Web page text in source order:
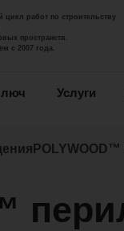
цикл работ по строительству
пространств.
с 2007 года.
Услуги